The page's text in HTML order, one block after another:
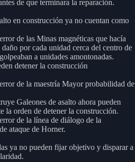
de que terminara la reparación.
en construcción ya no cuentan como
de las Minas magnéticas que hacía
por cada unidad cerca del centro de
a unidades amontonadas.
detener la construcción
de la maestría Mayor probabilidad de
Galeones de asalto ahora pueden
la orden de detener la construcción.
de la línea de diálogo de la
ataque de Horner.
ya no pueden fijar objetivo y disparar a